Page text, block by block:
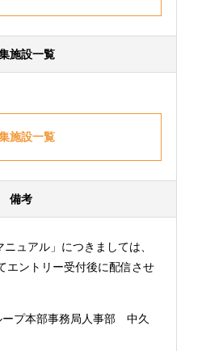
施設一覧
施設一覧
備考
ニュアル」につきましては、
エントリー受付後に配信させ
ープ本部事務局人事部 中久